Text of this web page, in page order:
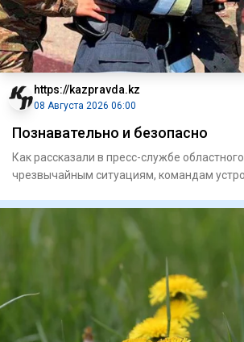
https://kazpravda.kz
08 Августа 2026 06:00
Познавательно и безопасно
Как рассказали в пресс-службе
чрезвычайным ситуациям, командам